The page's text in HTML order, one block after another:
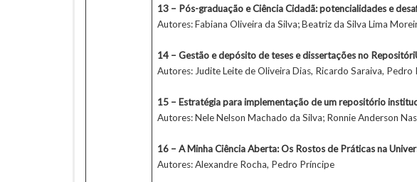
13 – Pós-graduação e Ciência Cidadã: potencialidades e
Autores: Fabiana Oliveira da Silva; Beatriz da Silva Lima
14 – Gestão e depósito de teses e dissertações no
Autores: Judite Leite de Oliveira Dias, Ricardo Saraiva, Pedro
15 – Estratégia para implementação de um repositório
Autores: Nele Nelson Machado da Silva; Ronnie Anderson
16 – A Minha Ciência Aberta: Os Rostos de Práticas na
Autores: Alexandre Rocha, Pedro Príncipe